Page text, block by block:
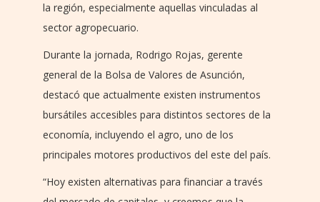
la región, especialmente aquellas vinculadas al
sector agropecuario.
Durante la jornada, Rodrigo Rojas, gerente
general de la Bolsa de Valores de Asunción,
destacó que actualmente existen instrumentos
bursátiles accesibles para distintos sectores de la
economía, incluyendo el agro, uno de los
principales motores productivos del este del país.
“Hoy existen alternativas para financiar a través